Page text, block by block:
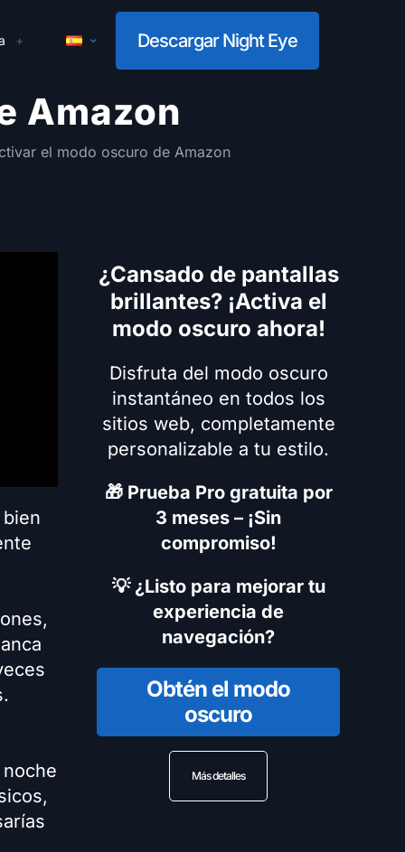
Descargar Night Eye
Amazon
el modo oscuro de Amazon
¿Cansado de pantallas
brillantes? ¡Activa el
modo oscuro ahora!
Disfruta del modo oscuro
instantáneo en todos los
sitios web, completamente
personalizable a tu estilo.
🎁 Prueba Pro gratuita por
3 meses – ¡Sin
compromiso!
💡 ¿Listo para mejorar tu
experiencia de
navegación?
Obtén el modo
oscuro
Más detalles